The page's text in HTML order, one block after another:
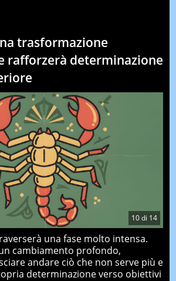
trasformazione
rafforzerà determinazione
10di 14
una fase molto intensa.
cambiamento profondo,
andare ciò che non serve più e
determinazione verso obiettivi